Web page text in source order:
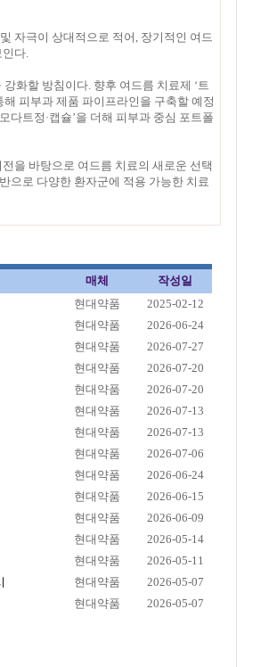
자극이 상대적으로 적어, 장기적인 여드
인다.
화할 방침이다. 향후 여드름 치료제 ‘트
해 피부과 제품 파이프라인을 구축할 예정
다트정·캡슐’을 더해 피부과 중심 포트폴
을 바탕으로 여드름 치료의 새로운 선택
으로 다양한 환자군에 적용 가능한 치료
매체
작성일
현대약품
2025-02-12
현대약품
2026-06-24
현대약품
2026-07-27
현대약품
2026-07-20
현대약품
2026-07-20
현대약품
2026-07-13
현대약품
2026-07-13
현대약품
2026-07-06
현대약품
2026-06-24
현대약품
2026-06-15
현대약품
2026-06-09
현대약품
2026-05-14
현대약품
2026-05-11
현대약품
2026-05-07
현대약품 2026-05-07